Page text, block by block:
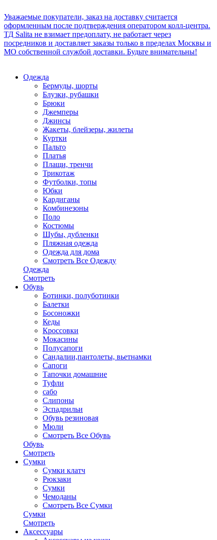
Уважаемые покупатели, заказ на доставку считается
оформленным после подтверждения оператором колл-центра.
ТД Salita не взимает предоплату, не работает через
посредников и доставляет заказы только в пределах Москвы и
МО собственной службой доставки. Будьте внимательны!
Одежда
Бермуды, шорты
Блузки, рубашки
Брюки
Джемперы
Джинсы
Жакеты, блейзеры, жилеты
Куртки
Пальто
Платья
Плащи, тренчи
Трикотаж
Футболки, топы
Юбки
Кардиганы
Комбинезоны
Поло
Костюмы
Шубы, дубленки
Пляжная одежда
Одежда для дома
Смотреть Все Одежду
Одежда
Смотреть
Обувь
Ботинки, полуботинки
Балетки
Босоножки
Кеды
Кроссовки
Мокасины
Полусапоги
Сандалии,пантолеты, вьетнамки
Сапоги
Тапочки домашние
Туфли
сабо
Слипоны
Эспадрильи
Обувь резиновая
Мюли
Смотреть Все Обувь
Обувь
Смотреть
Сумки
Сумки клатч
Рюкзаки
Сумки
Чемоданы
Смотреть Все Сумки
Сумки
Смотреть
Аксессуары